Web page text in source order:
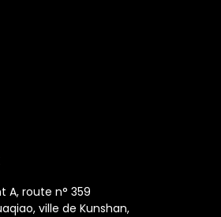
A, route n° 359
ville de Kunshan,